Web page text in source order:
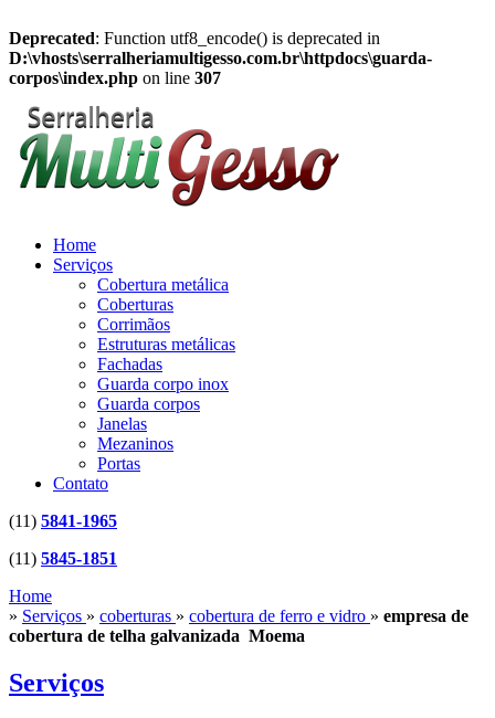
Deprecated: Function utf8_encode() is deprecated in
D:\vhosts\serralheriamultigesso.com.br\httpdocs\guarda-
corpos\index.php on line 307
Home
Serviços
Cobertura metálica
Coberturas
Corrimãos
Estruturas metálicas
Fachadas
Guarda corpo inox
Guarda corpos
Janelas
Mezaninos
Portas
Contato
(11) 5841-1965
(11) 5845-1851
Home
» Serviços » coberturas » cobertura de ferro e vidro » empresa de
cobertura de telha galvanizada Moema
Serviços